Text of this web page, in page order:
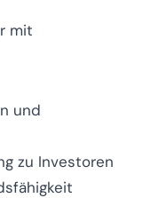
mit
und
zu Investoren